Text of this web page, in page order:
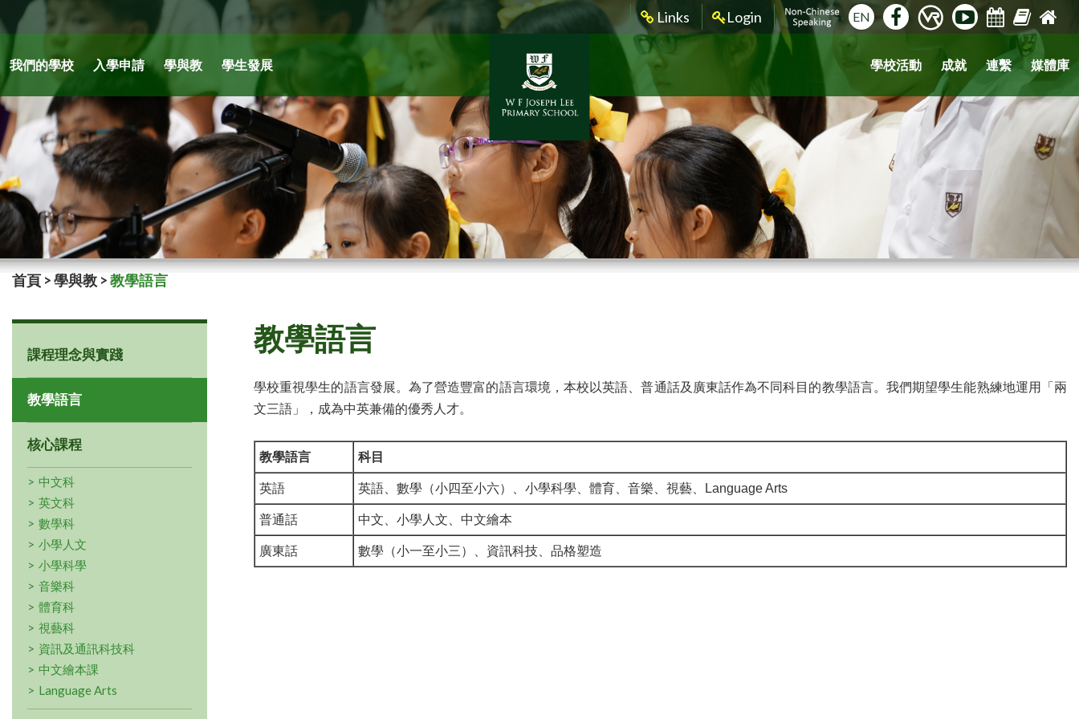
Links Login EN
我們的學校 入學申請 學與教 學生發展 學校活動 成就 連繫 媒體庫
首頁 >學與教 >教學語言
課程理念與實踐
教學語言
核心課程
中文科
英文科
數學科
小學人文
小學科學
音樂科
體育科
視藝科
資訊及通訊科技科
中文繪本課
Language Arts
教學語言
學校重視學生的語言發展。為了營造豐富的語言環境，本校以英語、普通話及廣東話作為不同科目的教學語言。我們期望學生能熟練地運用「兩
文三語」，成為中英兼備的優秀人才。
教學語言 科目
英語 英語、數學 （小四至小六） 、小學科學、體育、音樂、視藝、Language Arts
普通話 中文、小學人文、中文繪本
廣東話 數學 （小一至小三） 、資訊科技、品格塑造